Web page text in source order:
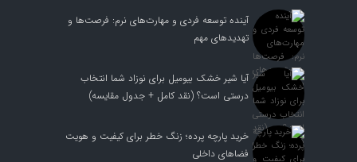
آینده توسعه فردی و مهارت‌های نرم: فرصت‌ها و
تهدیدهای مهم
آیا شیر خشک بیومیل برای نوزاد شما انتخاب
درستی است؟ (نقد کامل + جدول مقایسه)
خرید پارچه پرده؛ زنگ خطر برای کیفیت و هویت
فضاهای داخلی